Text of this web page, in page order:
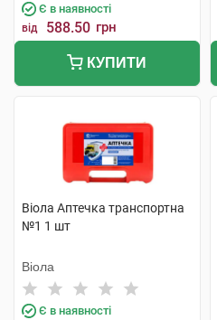
Є в наявності
від 588.50 грн
КУПИТИ
Віола Аптечка транспортна
№1 1 шт
Віола
Є в наявності